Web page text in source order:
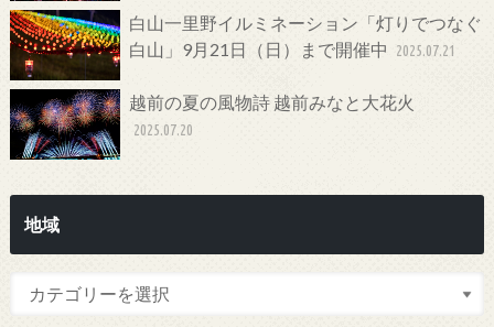
白山一里野イルミネーション「灯りでつなぐ
白山」9月21日（日）まで開催中
2025.07.21
越前の夏の風物詩 越前みなと大花火
2025.07.20
地域